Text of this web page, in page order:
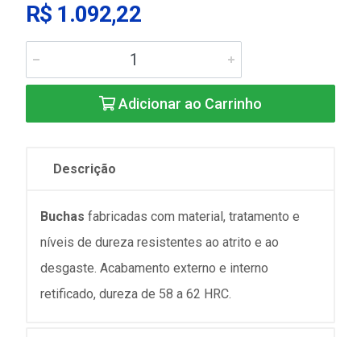
R$ 1.092,22
Adicionar ao Carrinho
Descrição
Buchas fabricadas com material, tratamento e
níveis de dureza resistentes ao atrito e ao
desgaste. Acabamento externo e interno
retificado, dureza de 58 a 62 HRC.